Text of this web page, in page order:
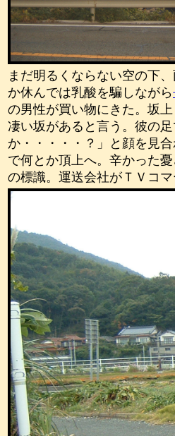
まだ明るくならない空の下
か休んでは乳酸を騙しながら
の男性が買い物にきた。坂
凄い坂があると言う。彼の
か・・・・・？」と顔を見合
で何とか頂上へ。辛かった
の標識。運送会社がＴＶコ